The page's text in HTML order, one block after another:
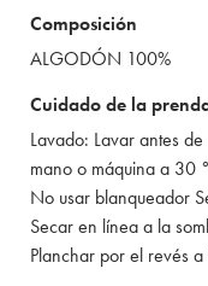
Composición
ALGODÓN 100%
Cuidado de la
Lavado: Lavar antes
mano o máquina a 30
No usar blanqueador
Secar en línea a la
Planchar por el revés